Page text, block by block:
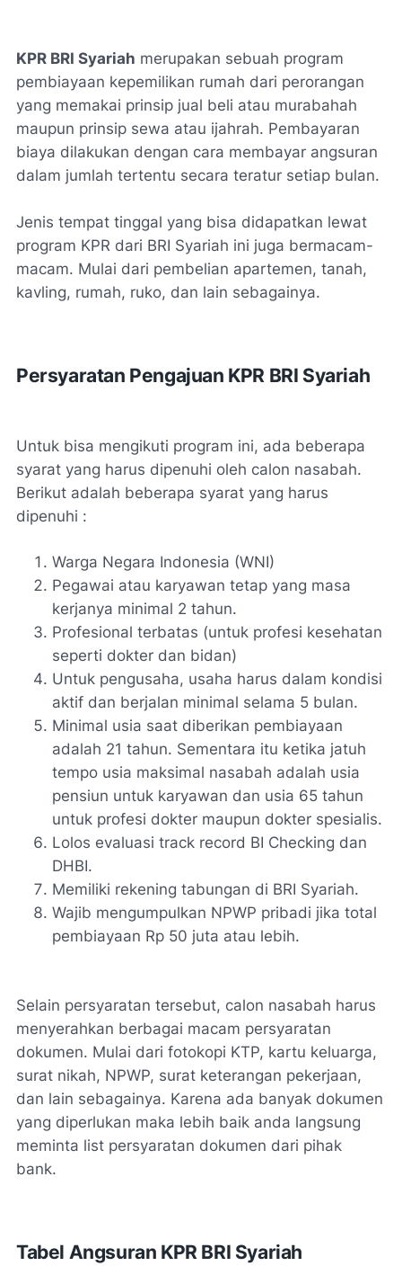
KPR BRI Syariah merupakan sebuah program
pembiayaan kepemilikan rumah dari perorangan
yang memakai prinsip jual beli atau murabahah
maupun prinsip sewa atau ijahrah. Pembayaran
biaya dilakukan dengan cara membayar angsuran
dalam jumlah tertentu secara teratur setiap bulan.
Jenis tempat tinggal yang bisa didapatkan lewat
program KPR dari BRI Syariah ini juga bermacam-
macam. Mulai dari pembelian apartemen, tanah,
kavling, rumah, ruko, dan lain sebagainya.
Persyaratan Pengajuan KPR BRI Syariah
Untuk bisa mengikuti program ini, ada beberapa
syarat yang harus dipenuhi oleh calon nasabah.
Berikut adalah beberapa syarat yang harus
dipenuhi :
Warga Negara Indonesia (WNI)
Pegawai atau karyawan tetap yang masa
kerjanya minimal 2 tahun.
Profesional terbatas (untuk profesi kesehatan
seperti dokter dan bidan)
Untuk pengusaha, usaha harus dalam kondisi
aktif dan berjalan minimal selama 5 bulan.
Minimal usia saat diberikan pembiayaan
adalah 21 tahun. Sementara itu ketika jatuh
tempo usia maksimal nasabah adalah usia
pensiun untuk karyawan dan usia 65 tahun
untuk profesi dokter maupun dokter spesialis.
Lolos evaluasi track record BI Checking dan
DHBI.
Memiliki rekening tabungan di BRI Syariah.
Wajib mengumpulkan NPWP pribadi jika total
pembiayaan Rp 50 juta atau lebih.
Selain persyaratan tersebut, calon nasabah harus
menyerahkan berbagai macam persyaratan
dokumen. Mulai dari fotokopi KTP, kartu keluarga,
surat nikah, NPWP, surat keterangan pekerjaan,
dan lain sebagainya. Karena ada banyak dokumen
yang diperlukan maka lebih baik anda langsung
meminta list persyaratan dokumen dari pihak
bank.
Tabel Angsuran KPR BRI Syariah